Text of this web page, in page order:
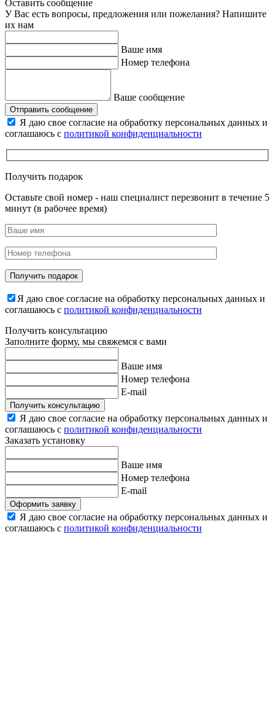
Оставить сообщение
У Вас есть вопросы, предложения или пожелания? Напишите
их нам
Ваше имя
Номер телефона
Ваше сообщение
Отправить сообщение
Я даю свое согласие на обработку персональных данных и
соглашаюсь с политикой конфиденциальности
Получить подарок
Оставьте свой номер - наш специалист перезвонит в течение 5
минут (в рабочее время)
Я даю свое согласие на обработку персональных данных и
соглашаюсь с политикой конфиденциальности
Получить консультацию
Заполните форму, мы свяжемся с вами
Ваше имя
Номер телефона
E-mail
Получить консультацию
Я даю свое согласие на обработку персональных данных и
соглашаюсь с политикой конфиденциальности
Заказать установку
Ваше имя
Номер телефона
E-mail
Оформить заявку
Я даю свое согласие на обработку персональных данных и
соглашаюсь с политикой конфиденциальности